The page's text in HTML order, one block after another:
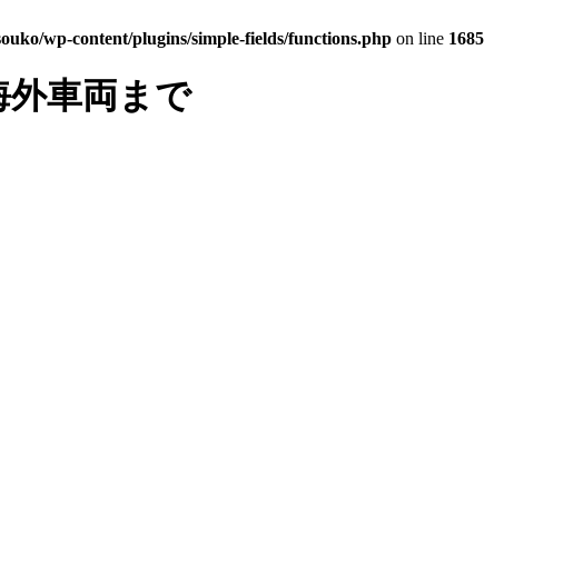
wp-content/plugins/simple-fields/functions.php on line 1685
外車両まで